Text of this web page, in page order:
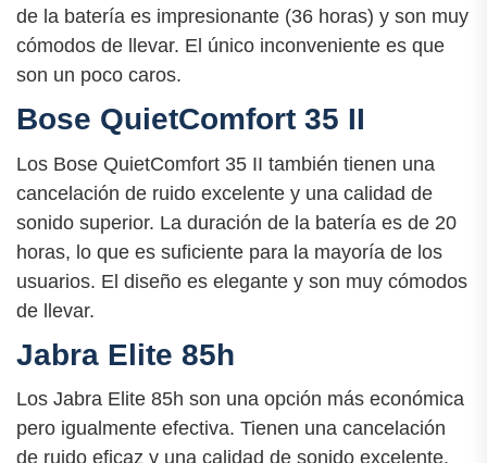
de la batería es impresionante (36 horas) y son muy
cómodos de llevar. El único inconveniente es que
son un poco caros.
Bose QuietComfort 35 II
Los Bose QuietComfort 35 II también tienen una
cancelación de ruido excelente y una calidad de
sonido superior. La duración de la batería es de 20
horas, lo que es suficiente para la mayoría de los
usuarios. El diseño es elegante y son muy cómodos
de llevar.
Jabra Elite 85h
Los Jabra Elite 85h son una opción más económica
pero igualmente efectiva. Tienen una cancelación
de ruido eficaz y una calidad de sonido excelente.